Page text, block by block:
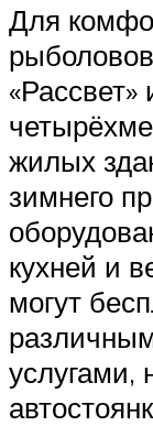
Для
жилых
зимнего
кухней и
могут
услугами,